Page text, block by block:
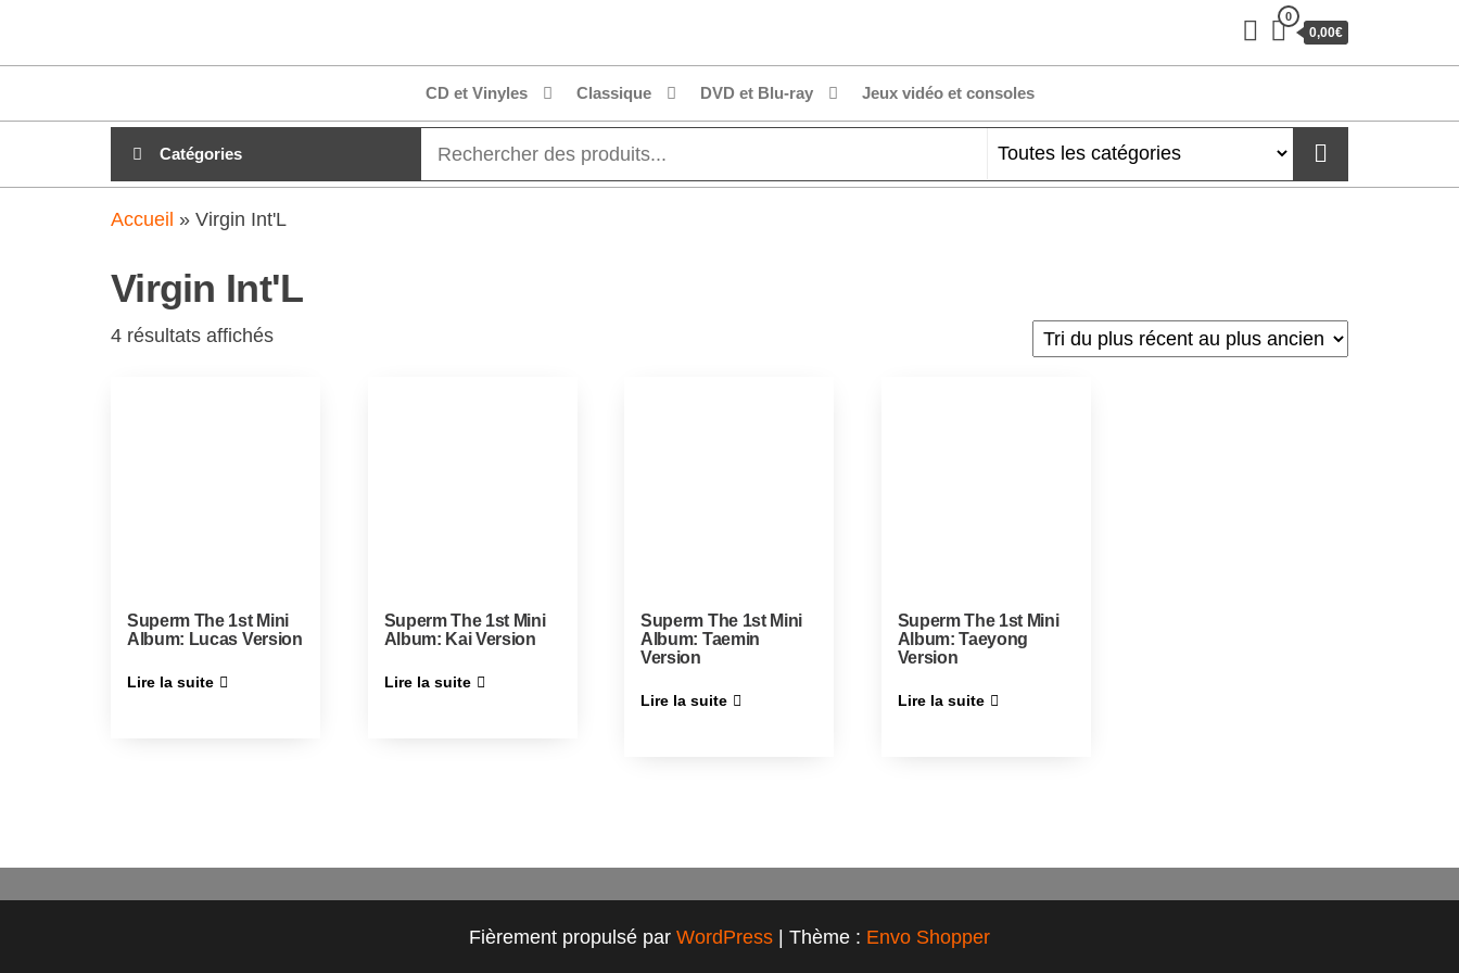
clubdial.fr
0
0,00€
CD et Vinyles Classique DVD et Blu-ray Jeux vidéo et consoles
Catégories
Accueil » Virgin Int'L
Virgin Int'L
4 résultats affichés
Superm The 1st Mini
Album: Lucas Version
Lire la suite
Superm The 1st Mini
Album: Kai Version
Lire la suite
Superm The 1st Mini
Album: Taemin
Version
Lire la suite
Superm The 1st Mini
Album: Taeyong
Version
Lire la suite
Fièrement propulsé par WordPress Thème : Envo Shopper